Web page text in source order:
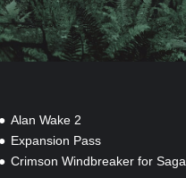
Alan Wake 2
Expansion Pass
Crimson Windbreaker for Saga